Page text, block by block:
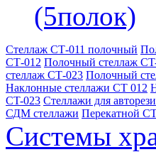
(5полок)
Стеллаж СТ-011 полочный
СТ-012 Полочный стеллаж
стеллаж СТ-023 Полочный
Наклонные стеллажи СТ 012
CT-023 Стеллажи для
СДМ стеллажи Перекатной
Системы